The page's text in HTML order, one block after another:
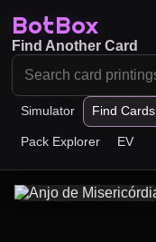
BotBox
Simulator Find Cards
Pack Explorer EV
Find Another Card